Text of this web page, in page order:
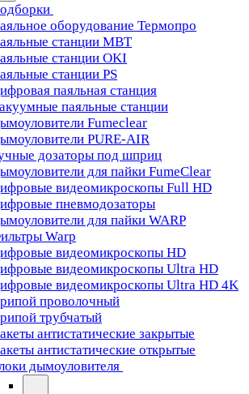
оборудование Термопро
станции MBT
станции OKI
станции PS
паяльная станция
паяльные станции
Fumeclear
PURE-AIR
дозаторы под шприц
для пайки FumeClear
видеомикроскопы Full HD
пневмодозаторы
для пайки WARP
Warp
видеомикроскопы HD
видеомикроскопы Ultra HD
видеомикроскопы Ultra HD 4K
проволочный
трубчатый
антистатические закрытые
антистатические открытые
дымоуловителя